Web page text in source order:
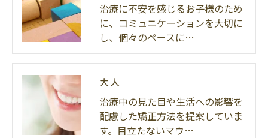
治療に不安を感じるお子様のため
に、コミュニケーションを大切に
し、個々のペースに…
大人
治療中の見た目や生活への影響を
配慮した矯正方法を提案していま
す。目立たないマウ…